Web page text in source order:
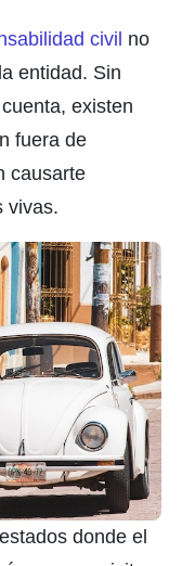
civil no
entidad. Sin
existen
fuera de
causarte
vivas.
donde el